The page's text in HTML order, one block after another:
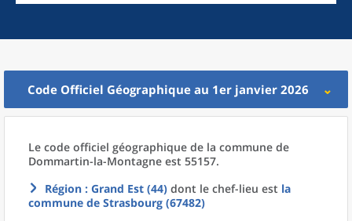
Code Officiel Géographique au 1er janvier 2026
Le code officiel géographique de la commune de
Dommartin-la-Montagne est 55157.
Région : Grand Est (44) dont le chef-lieu est la
commune de Strasbourg (67482)